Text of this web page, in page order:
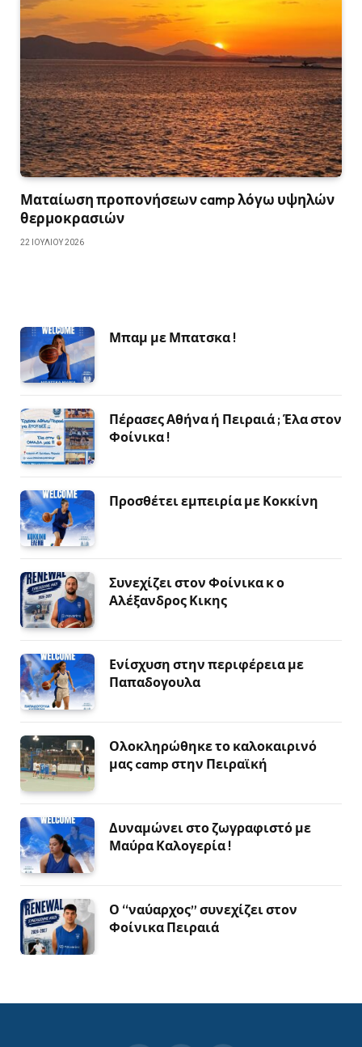
Ματαίωση προπονήσεων camp λόγω υψηλών
θερμοκρασιών
22 ΙΟΥΛΊΟΥ 2026
Μπαμ με Μπατσκα !
Πέρασες Αθήνα ή Πειραιά ; Έλα στον
Φοίνικα !
Προσθέτει εμπειρία με Κοκκίνη
Συνεχίζει στον Φοίνικα κ ο
Αλέξανδρος Κικης
Ενίσχυση στην περιφέρεια με
Παπαδογουλα
Ολοκληρώθηκε το καλοκαιρινό
μας camp στην Πειραϊκή
Δυναμώνει στο ζωγραφιστό με
Μαύρα Καλογερία !
Ο “ναύαρχος” συνεχίζει στον
Φοίνικα Πειραιά